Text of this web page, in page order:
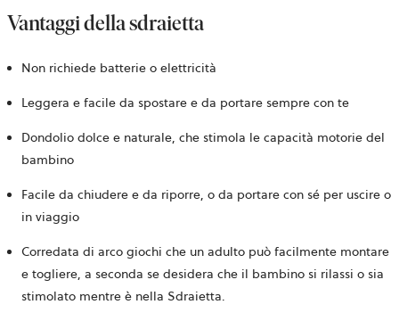
Vantaggi della sdraietta
Non richiede batterie o elettricità
Leggera e facile da spostare e da portare sempre con te
Dondolio dolce e naturale, che stimola le capacità motorie del
bambino
Facile da chiudere e da riporre, o da portare con sé per uscire o
in viaggio
Corredata di arco giochi che un adulto può facilmente montare
e togliere, a seconda se desidera che il bambino si rilassi o sia
stimolato mentre è nella Sdraietta.